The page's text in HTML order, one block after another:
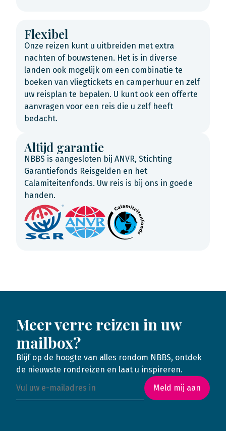
Flexibel
Onze reizen kunt u uitbreiden met extra
nachten of bouwstenen. Het is in diverse
landen ook mogelijk om een combinatie te
boeken van vliegtickets en camperhuur en zelf
uw reisplan te bepalen. U kunt ook een offerte
aanvragen voor een reis die u zelf heeft
bedacht.
Altijd garantie
NBBS is aangesloten bij ANVR, Stichting
Garantiefonds Reisgelden en het
Calamiteitenfonds. Uw reis is bij ons in goede
handen.
Meer verre reizen in uw
mailbox?
Blijf op de hoogte van alles rondom NBBS, ontdek
de nieuwste rondreizen en laat u inspireren.
Meld mij aan